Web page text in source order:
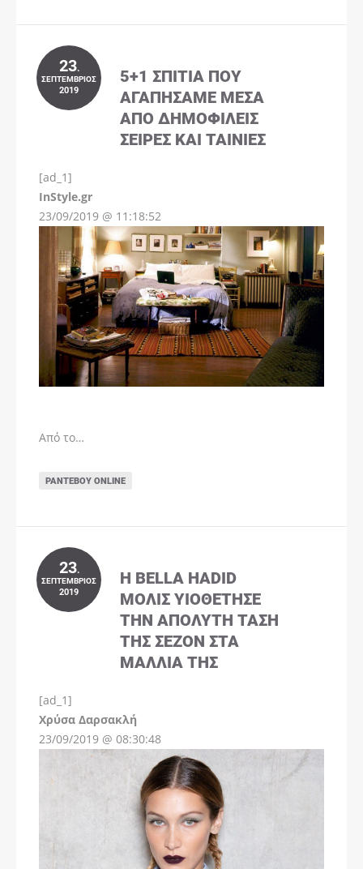
23.
ΣΕΠΤΈΜΒΡΙΟΣ
2019
5+1 ΣΠΊΤΙΑ ΠΟΥ
ΑΓΑΠΉΣΑΜΕ ΜΈΣΑ
ΑΠΌ ΔΗΜΟΦΙΛΕΊΣ
ΣΕΙΡΈΣ ΚΑΙ ΤΑΙΝΊΕΣ
[ad_1]
InStyle.gr
23/09/2019 @ 11:18:52
Από το…
ΡΑΝΤΕΒΟΎ ONLINE
23.
ΣΕΠΤΈΜΒΡΙΟΣ
2019
Η BELLA HADID
ΜΌΛΙΣ ΥΙΟΘΈΤΗΣΕ
ΤΗΝ ΑΠΌΛΥΤΗ ΤΆΣΗ
ΤΗΣ ΣΕΖΌΝ ΣΤΑ
ΜΑΛΛΙΆ ΤΗΣ
[ad_1]
Χρύσα Δαρσακλή
23/09/2019 @ 08:30:48